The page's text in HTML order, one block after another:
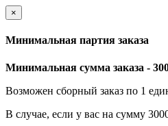
×
Минимальная партия заказа
Минимальная сумма заказа -
Возможен сборный заказ по 1
В случае, если у вас на сумму